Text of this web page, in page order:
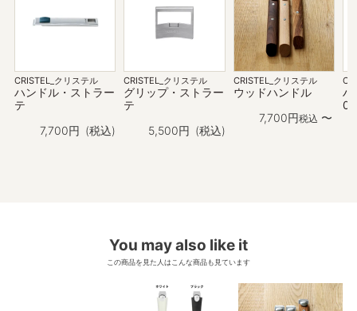
CRISTEL_クリステル
ハンドル・ストラー
テ
7,700
税込
CRISTEL_クリステル
グリップ・ストラー
テ
5,500
税込
CRISTEL_クリステル
ウッドハンドル
7,700
税込 〜
02
You may also like it
この商品を見た人はこんな商品も見ています